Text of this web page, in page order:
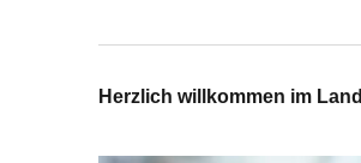
Herzlich willkommen im